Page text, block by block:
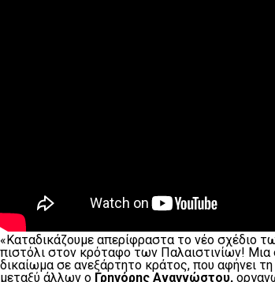
«Καταδικάζουμε απερίφραστα το νέο σχέδιο
πιστόλι στον κρόταφο των Παλαιστινίων!
δικαίωμα σε ανεξάρτητο κράτος, που αφήνει
μεταξύ άλλων ο Γρηγόρης Αναγνώστου,